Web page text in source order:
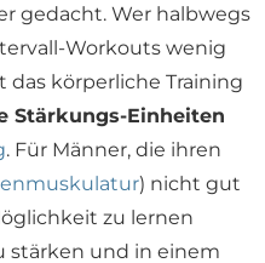
gedacht. Wer halbwegs
Workouts wenig
das körperliche Training
Stärkungs-Einheiten
. Für Männer, die ihren
) nicht gut
zu lernen
stärken und in einem